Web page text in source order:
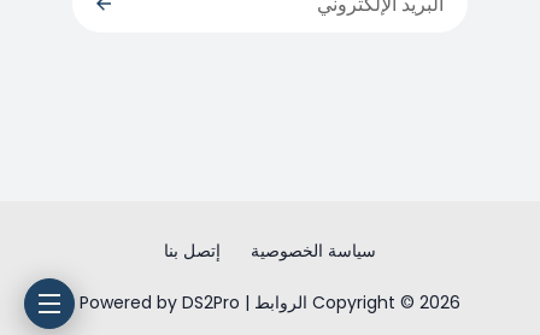
سياسة الخصوصية إتصل بنا
Copyright © 2026 الروابط | Powered by DS2Pro